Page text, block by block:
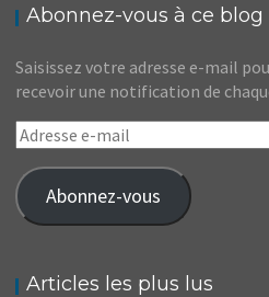
Abonnez-vous à ce
Saisissez votre adresse e-mail
recevoir une notification de
Adresse
e-
mail
Abonnez-vous
Articles les plus lus